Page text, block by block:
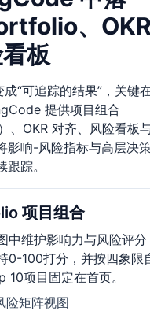
、OKR
板
成“可追踪的结果”，关键
提供项目组合
、OKR 对齐、风险看板
影响-风险指标与高层决
踪。
项目组合
中维护影响力与风险评分
0-100打分，并按四象限
10项目固定在首页。
险矩阵视图